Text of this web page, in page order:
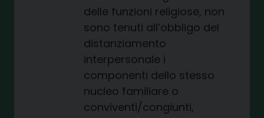
delle funzioni religiose, non
sono tenuti all’obbligo del
distanziamento
interpersonale i
componenti dello stesso
nucleo familiare o
conviventi/congiunti,